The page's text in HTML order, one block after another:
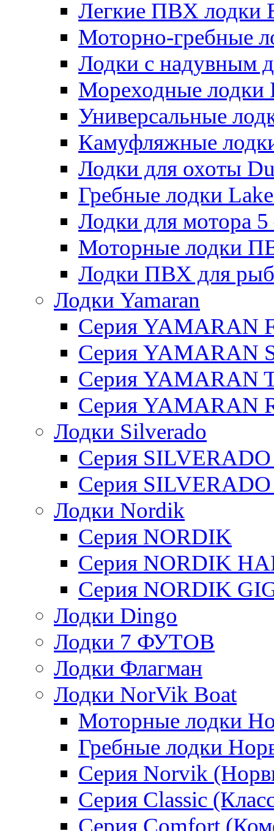
Легкие ПВХ лодки
Моторно-гребные
Лодки с надувным
Мореходные лодки
Универсальные
Камуфляжные
Лодки для охоты
Гребные лодки
Лодки для мотора
Моторные лодки
Лодки ПВХ для
Лодки Yamaran
Серия YAMARAN
Серия YAMARAN
Серия YAMARAN
Серия YAMARAN
Лодки Silverado
Серия
Серия SILVERADO
Лодки Nordik
Серия NORDIK
Серия NORDIK
Серия NORDIK
Лодки Dingo
Лодки 7 ФУТОВ
Лодки Флагман
Лодки NorVik Boat
Моторные лодки
Гребные лодки
Серия Norvik
Серия Classic
Серия Comfort